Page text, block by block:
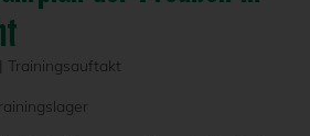
Trainingsauftakt